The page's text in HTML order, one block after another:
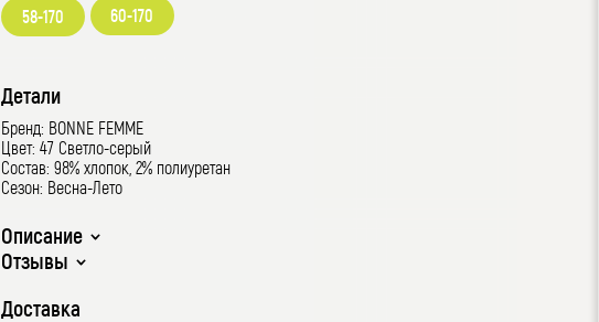
58-170 60-170
Детали
Бренд: BONNE FEMME
Цвет: 47 Светло-серый
Состав: 98% хлопок, 2% полиуретан
Сезон: Весна-Лето
Описание
Отзывы
Доставка